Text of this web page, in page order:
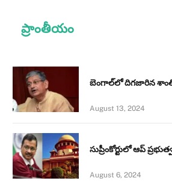
ప్రాంతీయం
బెంగాల్‌లో దిగజారిన
August 13, 2024
సుప్రీంకోర్టులో ఆప్
August 6, 2024